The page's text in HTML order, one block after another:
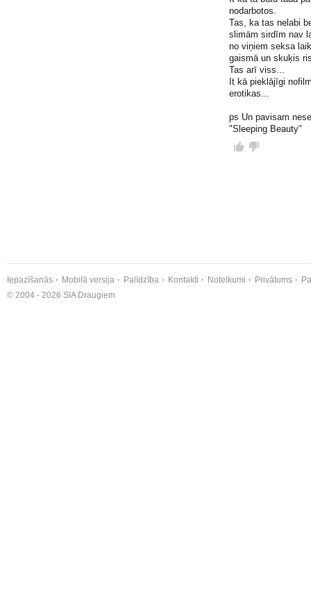
nodarbotos.
Tas, ka tas nelabi
slimām sirdīm nav
no viņiem seksa
gaismā un skuķis
Tas arī viss...
It kā pieklājīgi
erotikas...
ps Un pavisam
"Sleeping Beauty"
Iepazīšanās Mobilā versija Palīdzība Kontakti Noteikumi Privātums
© 2004 - 2026 SIA Draugiem